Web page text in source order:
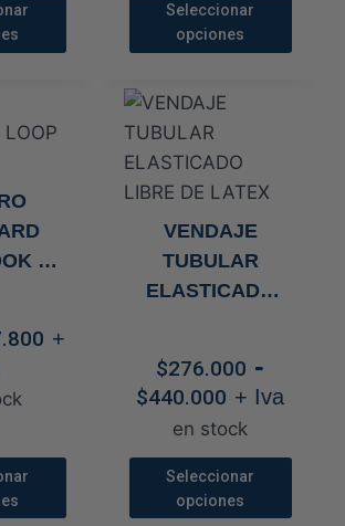
la
página
producto
Seleccionar
opciones
producto
tiene
múltiples
variantes.
opciones
se
pueden
en
la
página
de
producto
50
Rango
precios:
$0
+
VENDAJE
TUBULAR
ELASTICADO
$276.000 -
$440.000 Rango
de
precios:
desde
$276.000
+ Iva
en stock
Seleccionar
opciones